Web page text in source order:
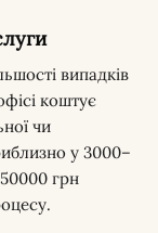
випадків
коштує
чи
у 3000–
грн